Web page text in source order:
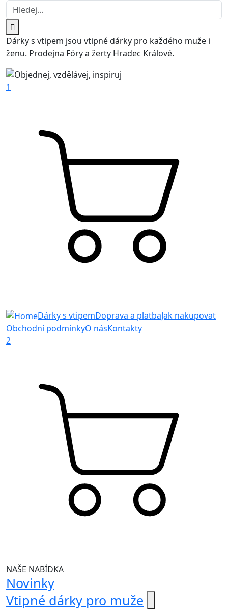
Dárky s vtipem jsou vtipné dárky pro každého muže i
ženu. Prodejna Fóry a žerty Hradec Králové.
1
Dárky s vtipemDoprava a platbaJak nakupovat
Obchodní podmínkyO násKontakty
2
NAŠE NABÍDKA
Novinky
Vtipné dárky pro muže